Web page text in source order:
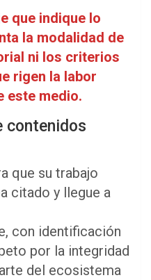
que indique lo
la modalidad de
ni los criterios
rigen la labor
este medio.
contenidos
que su trabajo
citado y llegue a
con identificación
por la integridad
del ecosistema